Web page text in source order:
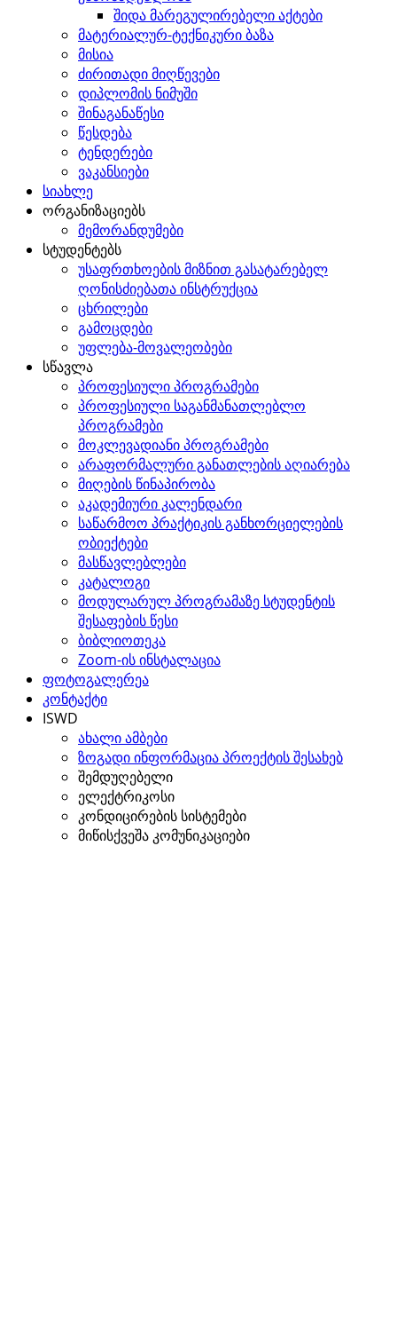
შიდა მარეგულირებელი აქტები
მატერიალურ-ტექნიკური ბაზა
მისია
ძირითადი მიღწევები
დიპლომის ნიმუში
შინაგანაწესი
წესდება
ტენდერები
ვაკანსიები
სიახლე
ორგანიზაციებს
მემორანდუმები
სტუდენტებს
უსაფრთხოების მიზნით გასატარებელ
ღონისძიებათა ინსტრუქცია
ცხრილები
გამოცდები
უფლება-მოვალეობები
სწავლა
პროფესიული პროგრამები
პროფესიული საგანმანათლებლო
პროგრამები
მოკლევადიანი პროგრამები
არაფორმალური განათლების აღიარება
მიღების წინაპირობა
აკადემიური კალენდარი
საწარმოო პრაქტიკის განხორციელების
ობიექტები
მასწავლებლები
კატალოგი
მოდულარულ პროგრამაზე სტუდენტის
შესაფების წესი
ბიბლიოთეკა
Zoom-ის ინსტალაცია
ფოტოგალერეა
კონტაქტი
ISWD
ახალი ამბები
ზოგადი ინფორმაცია პროექტის შესახებ
შემდუღებელი
ელექტრიკოსი
კონდიცირების სისტემები
მიწისქვეშა კომუნიკაციები